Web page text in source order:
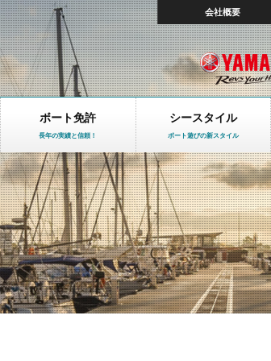
会社概要
ボート免許
長年の実績と信頼！
シースタイル
ボート遊びの新スタイル